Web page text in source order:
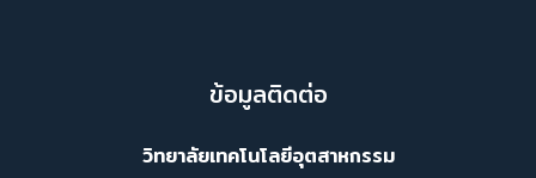
ข้อมูลติดต่อ
วิทยาลัยเทคโนโลยีอุตสาหกรรม